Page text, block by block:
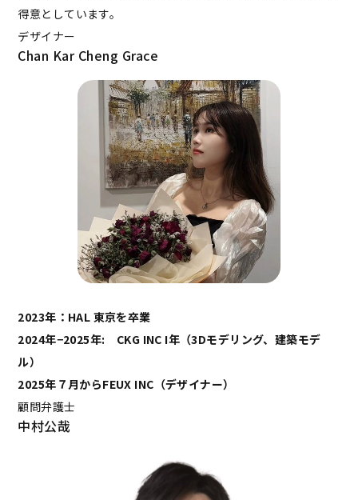
得意としています。
デザイナー
Chan Kar Cheng Grace
2023年：HAL 東京を卒業
2024年−2025年: CKG INC I年（3Dモデリング、建築モデ
ル）
2025年７月からFEUX INC（デザイナー）
顧問弁護士
中村公哉